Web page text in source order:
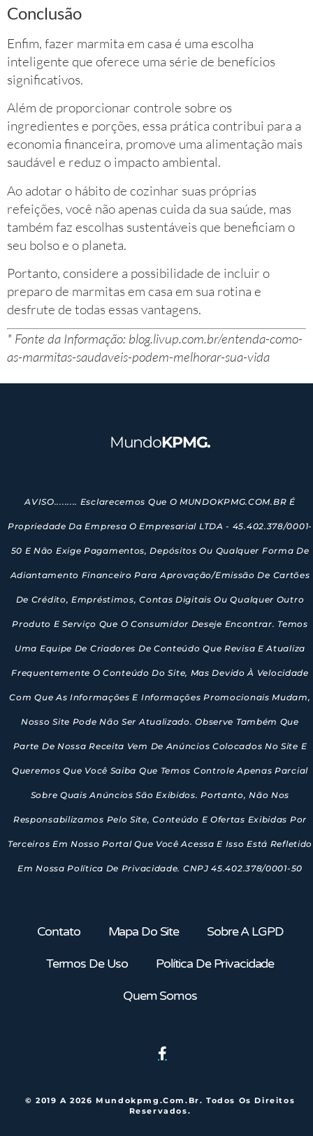
Conclusão
Enfim, fazer marmita em casa é uma escolha
inteligente que oferece uma série de benefícios
significativos.
Além de proporcionar controle sobre os
ingredientes e porções, essa prática contribui para a
economia financeira, promove uma alimentação mais
saudável e reduz o impacto ambiental.
Ao adotar o hábito de cozinhar suas próprias
refeições, você não apenas cuida da sua saúde, mas
também faz escolhas sustentáveis que beneficiam o
seu bolso e o planeta.
Portanto, considere a possibilidade de incluir o
preparo de marmitas em casa em sua rotina e
desfrute de todas essas vantagens.
* Fonte da Informação: blog.livup.com.br/entenda-como-
as-marmitas-saudaveis-podem-melhorar-sua-vida
MundoKPMG.
AVISO......... Esclarecemos Que O MUNDOKPMG.COM.BR É
Propriedade Da Empresa O Empresarial LTDA - 45.402.378/0001-
50 E Não Exige Pagamentos, Depósitos Ou Qualquer Forma De
Adiantamento Financeiro Para Aprovação/emissão De Cartões
De Crédito, Empréstimos, Contas Digitais Ou Qualquer Outro
Produto E Serviço Que O Consumidor Deseje Encontrar. Temos
Uma Equipe De Criadores De Conteúdo Que Revisa E Atualiza
Frequentemente O Conteúdo Do Site, Mas Devido À Velocidade
Com Que As Informações E Informações Promocionais Mudam,
Nosso Site Pode Não Ser Atualizado. Observe Também Que
Parte De Nossa Receita Vem De Anúncios Colocados No Site E
Queremos Que Você Saiba Que Temos Controle Apenas Parcial
Sobre Quais Anúncios São Exibidos. Portanto, Não Nos
Responsabilizamos Pelo Site, Conteúdo E Ofertas Exibidas Por
Terceiros Em Nosso Portal Que Você Acessa E Isso Está Refletido
Em Nossa Política De Privacidade. CNPJ 45.402.378/0001-50
Contato Mapa Do Site Sobre A LGPD
Termos De Uso Política De Privacidade
Quem Somos
© 2019 A 2026 Mundokpmg.com.br. Todos Os Direitos
Reservados.